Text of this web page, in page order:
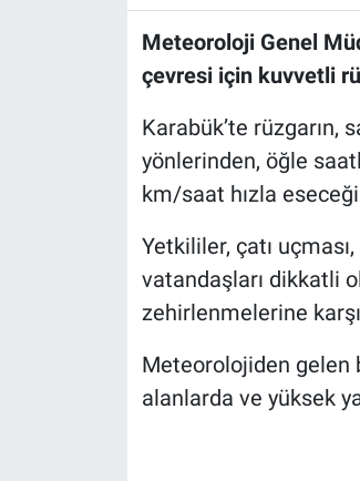
Meteoroloji Genel
çevresi için kuvvetli
Karabük’te rüzgarın,
yönlerinden, öğle
km/saat hızla
Yetkililer, çatı
vatandaşları dikkatli
zehirlenmelerine
Meteorolojiden gelen
alanlarda ve yüksek